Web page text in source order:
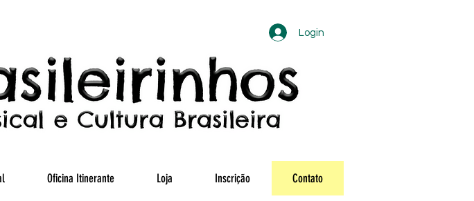
Login
Oficina Itinerante Loja Inscrição Contato